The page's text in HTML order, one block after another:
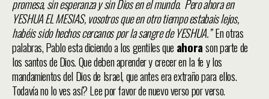
promesa, sin esperanza y sin Dios en el mundo. Pero ahora en
YESHUA EL MESIAS, vosotros que en otro tiempo estabais lejos,
habéis sido hechos cercanos por la sangre de YESHUA.”En otras
palabras, Pablo esta diciendo a los gentiles que ahorason parte de
los santos de Dios. Que deben aprender y crecer en la fe y los
mandamientos del Dios de Israel, que antes era extraño para ellos.
Todavía no lo ves así? Lee por favor de nuevo verso por verso.